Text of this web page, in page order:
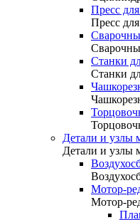
Пресс
Пресс
Станки
Станки
Детали и узлы
Детали и узлы
Мотор-
Мотор-